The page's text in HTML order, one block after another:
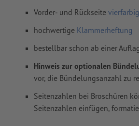
Farbmodus: CMYK, FOGRA51
Kommentarewerden gelöscht
Inhalte vonFormularfeldern
Vorder- und Rückseite
hochwertige Klammerheftung
bestellbar schon ab einer
Hinweis zur optionalen
vor, die Bündelungsanzahl zu
Seitenzahlen bei Broschüren
Seitenzahlen einfügen,